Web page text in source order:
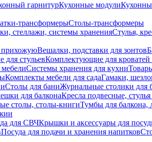
гарнитурКухонные модули
трансформерыСтолы-трансформеры
стеллажи, системы храненияСтулья,
прихожуюВешалки, подставки для зонтов
стульевКомплектующие для кроватей
Системы хранения для кухни
Комплекты мебели для садаГамаки,
Столы для баниЖурнальные столики для
для балконаКресла подвесные,
столы, столы-книгиТумбы для балкона,
для СВЧКрышки и аксессуары для
Посуда для подачи и хранения напитков